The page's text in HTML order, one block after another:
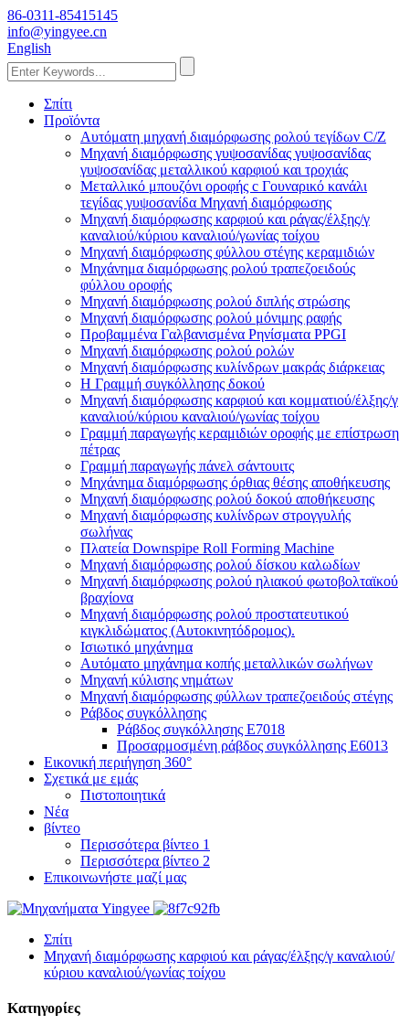
86-0311-85415145
info@yingyee.cn
English
Σπίτι
Προϊόντα
Αυτόματη μηχανή διαμόρφωσης ρολού τεγίδων C/Z
Μηχανή διαμόρφωσης γυψοσανίδας γυψοσανίδας
γυψοσανίδας μεταλλικού καρφιού και τροχιάς
Μεταλλικό μπουζόνι οροφής c Γουναρικό κανάλι
τεγίδας γυψοσανίδα Μηχανή διαμόρφωσης
Μηχανή διαμόρφωσης καρφιού και ράγας/έλξης/γ
καναλιού/κύριου καναλιού/γωνίας τοίχου
Μηχανή διαμόρφωσης φύλλου στέγης κεραμιδιών
Μηχάνημα διαμόρφωσης ρολού τραπεζοειδούς
φύλλου οροφής
Μηχανή διαμόρφωσης ρολού διπλής στρώσης
Μηχανή διαμόρφωσης ρολού μόνιμης ραφής
Προβαμμένα Γαλβανισμένα Ρηνίσματα PPGI
Μηχανή διαμόρφωσης ρολού ρολών
Μηχανή διαμόρφωσης κυλίνδρων μακράς διάρκειας
H Γραμμή συγκόλλησης δοκού
Μηχανή διαμόρφωσης καρφιού και κομματιού/έλξης/γ
καναλιού/κύριου καναλιού/γωνίας τοίχου
Γραμμή παραγωγής κεραμιδιών οροφής με επίστρωση
πέτρας
Γραμμή παραγωγής πάνελ σάντουιτς
Μηχάνημα διαμόρφωσης όρθιας θέσης αποθήκευσης
Μηχανή διαμόρφωσης ρολού δοκού αποθήκευσης
Μηχανή διαμόρφωσης κυλίνδρων στρογγυλής
σωλήνας
Πλατεία Downspipe Roll Forming Machine
Μηχανή διαμόρφωσης ρολού δίσκου καλωδίων
Μηχανή διαμόρφωσης ρολού ηλιακού φωτοβολταϊκού
βραχίονα
Μηχανή διαμόρφωσης ρολού προστατευτικού
κιγκλιδώματος (Αυτοκινητόδρομος).
Ισιωτικό μηχάνημα
Αυτόματο μηχάνημα κοπής μεταλλικών σωλήνων
Μηχανή κύλισης νημάτων
Μηχανή διαμόρφωσης φύλλων τραπεζοειδούς στέγης
Ράβδος συγκόλλησης
Ράβδος συγκόλλησης E7018
Προσαρμοσμένη ράβδος συγκόλλησης E6013
Εικονική περιήγηση 360°
Σχετικά με εμάς
Πιστοποιητικά
Νέα
βίντεο
Περισσότερα βίντεο 1
Περισσότερα βίντεο 2
Επικοινωνήστε μαζί μας
Σπίτι
Μηχανή διαμόρφωσης καρφιού και ράγας/έλξης/γ καναλιού/
κύριου καναλιού/γωνίας τοίχου
Κατηγορίες